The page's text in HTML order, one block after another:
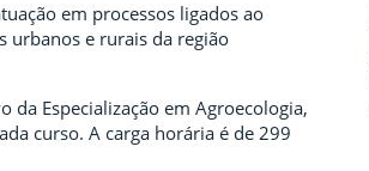
em processos ligados ao
urbanos e rurais da região
Especialização em Agroecologia,
curso. A carga horária é de 299